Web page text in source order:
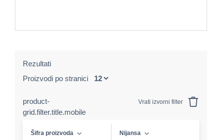
Rezultati
Proizvodi po stranici
product-
grid.filter.title.mobile
Vrati izvorni filter
Šifra proizvoda Nijansa